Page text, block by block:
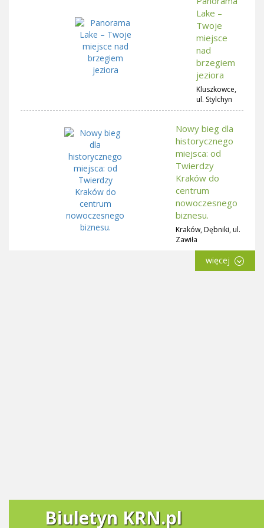
Lake –
Twoje
miejsce
nad
brzegiem
jeziora
Kluszkowce,
ul. Stylchyn
Nowy bieg dla
historycznego
miejsca: od
Twierdzy
Kraków do
centrum
nowoczesnego
biznesu.
Kraków, Dębniki, ul.
Zawiła
więcej
Biuletyn KRN.pl